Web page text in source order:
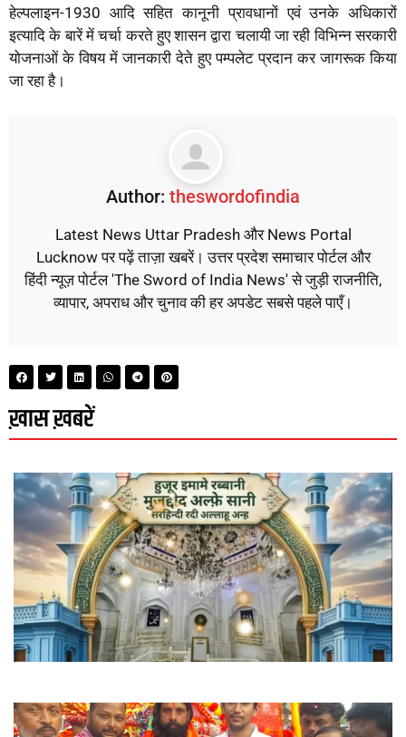
हेल्पलाइन-1930 आदि सहित कानूनी प्रावधानों एवं उनके अधिकारों
इत्यादि के बारें में चर्चा करते हुए शासन द्वारा चलायी जा रही विभिन्न सरकारी
योजनाओं के विषय में जानकारी देते हुए पम्पलेट प्रदान कर जागरूक किया
जा रहा है।
Author: theswordofindia
Latest News Uttar Pradesh और News Portal
Lucknow पर पढ़ें ताज़ा खबरें। उत्तर प्रदेश समाचार पोर्टल और
हिंदी न्यूज़ पोर्टल 'The Sword of India News' से जुड़ी राजनीति,
व्यापार, अपराध और चुनाव की हर अपडेट सबसे पहले पाएँ।
ख़ास ख़बरें